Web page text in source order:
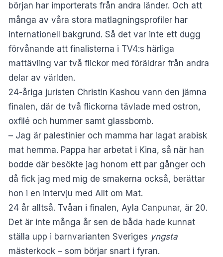
början har importerats från andra länder. Och att
många av våra stora matlagningsprofiler har
internationell bakgrund. Så det var inte ett dugg
förvånande att finalisterna i TV4:s härliga
mattävling var två flickor med föräldrar från andra
delar av världen.
24-åriga juristen Christin Kashou vann den jämna
finalen, där de två flickorna tävlade med ostron,
oxfilé och hummer samt glassbomb.
– Jag är palestinier och mamma har lagat arabisk
mat hemma. Pappa har arbetat i Kina, så när han
bodde där besökte jag honom ett par gånger och
då fick jag med mig de smakerna också, berättar
hon i en intervju med Allt om Mat.
24 år alltså. Tvåan i finalen, Ayla Canpunar, är 20.
Det är inte många år sen de båda hade kunnat
ställa upp i barnvarianten Sveriges yngsta
mästerkock – som börjar snart i fyran.